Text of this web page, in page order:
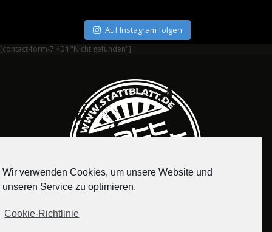
Auf Instagram folgen
[contact-form-7 404 "Nicht gefunden"]
Wir verwenden Cookies, um unsere Website und
unseren Service zu optimieren.
Cookie-Richtlinie